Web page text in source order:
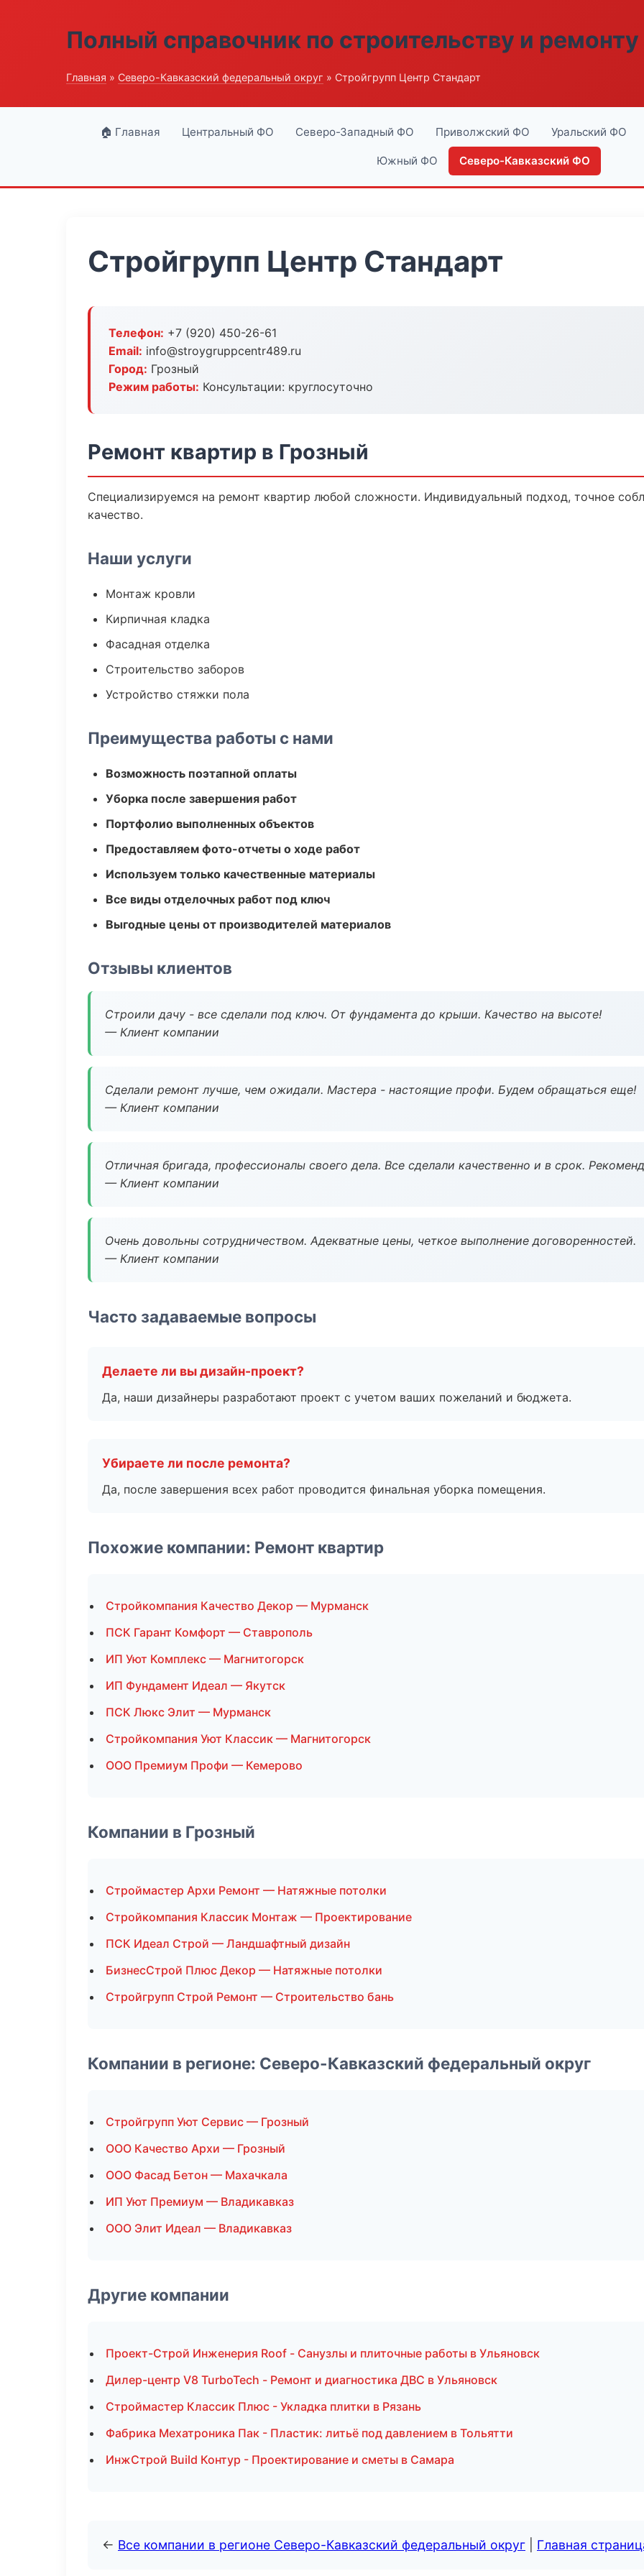
Полный справочник по строительству и ремонту
Главная » Северо-Кавказский федеральный округ » Стройгрупп Центр Стандарт
🏠 Главная Центральный ФО Северо-Западный ФО Приволжский ФО Уральский ФО
Южный ФО Северо-Кавказский ФО
Стройгрупп Центр Стандарт
Телефон: +7 (920) 450-26-61
Email: info@stroygruppcentr489.ru
Город: Грозный
Режим работы: Консультации: круглосуточно
Ремонт квартир в Грозный
Специализируемся на ремонт квартир любой сложности. Индивидуальный подход, точное
качество.
Наши услуги
Монтаж кровли
Кирпичная кладка
Фасадная отделка
Строительство заборов
Устройство стяжки пола
Преимущества работы с нами
Возможность поэтапной оплаты
Уборка после завершения работ
Портфолио выполненных объектов
Предоставляем фото-отчеты о ходе работ
Используем только качественные материалы
Все виды отделочных работ под ключ
Выгодные цены от производителей материалов
Отзывы клиентов
Строили дачу - все сделали под ключ. От фундамента до крыши. Качество на высоте!
— Клиент компании
Сделали ремонт лучше, чем ожидали. Мастера - настоящие профи. Будем обращаться еще!
— Клиент компании
Отличная бригада, профессионалы своего дела. Все сделали качественно и в срок.
— Клиент компании
Очень довольны сотрудничеством. Адекватные цены, четкое выполнение договоренностей.
— Клиент компании
Часто задаваемые вопросы
Делаете ли вы дизайн-проект?
Да, наши дизайнеры разработают проект с учетом ваших пожеланий и бюджета.
Убираете ли после ремонта?
Да, после завершения всех работ проводится финальная уборка помещения.
Похожие компании: Ремонт квартир
Стройкомпания Качество Декор — Мурманск
ПСК Гарант Комфорт — Ставрополь
ИП Уют Комплекс — Магнитогорск
ИП Фундамент Идеал — Якутск
ПСК Люкс Элит — Мурманск
Стройкомпания Уют Классик — Магнитогорск
ООО Премиум Профи — Кемерово
Компании в Грозный
Строймастер Архи Ремонт — Натяжные потолки
Стройкомпания Классик Монтаж — Проектирование
ПСК Идеал Строй — Ландшафтный дизайн
БизнесСтрой Плюс Декор — Натяжные потолки
Стройгрупп Строй Ремонт — Строительство бань
Компании в регионе: Северо-Кавказский федеральный округ
Стройгрупп Уют Сервис — Грозный
ООО Качество Архи — Грозный
ООО Фасад Бетон — Махачкала
ИП Уют Премиум — Владикавказ
ООО Элит Идеал — Владикавказ
Другие компании
Проект-Строй Инженерия Roof - Санузлы и плиточные работы в Ульяновск
Дилер-центр V8 TurboTech - Ремонт и диагностика ДВС в Ульяновск
Строймастер Классик Плюс - Укладка плитки в Рязань
Фабрика Мехатроника Пак - Пластик: литьё под давлением в Тольятти
ИнжСтрой Build Контур - Проектирование и сметы в Самара
← Все компании в регионе Северо-Кавказский федеральный округ Главная